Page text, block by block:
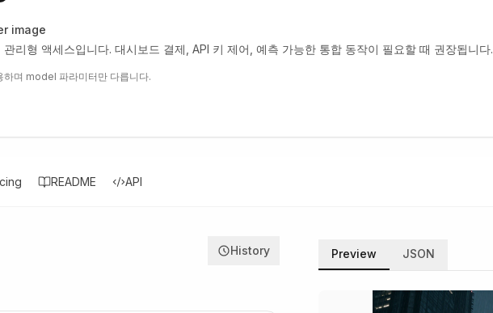
image
리형 액세스입니다. 대시보드 결제, API 키 제어, 예측 가능한 통합 동작이 필요할 때 권장됩니다.
하며 model 파라미터만 다릅니다.
README API
History Preview JSON